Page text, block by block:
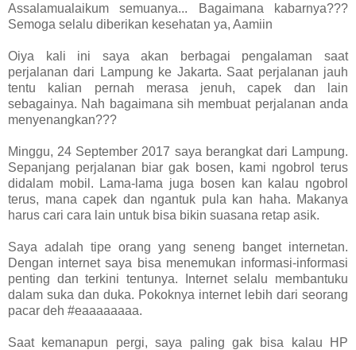
Assalamualaikum semuanya... Bagaimana kabarnya???
Semoga selalu diberikan kesehatan ya, Aamiin
Oiya kali ini saya akan berbagai pengalaman saat
perjalanan dari Lampung ke Jakarta. Saat perjalanan jauh
tentu kalian pernah merasa jenuh, capek dan lain
sebagainya. Nah bagaimana sih membuat perjalanan anda
menyenangkan???
Minggu, 24 September 2017 saya berangkat dari Lampung.
Sepanjang perjalanan biar gak bosen, kami ngobrol terus
didalam mobil. Lama-lama juga bosen kan kalau ngobrol
terus, mana capek dan ngantuk pula kan haha. Makanya
harus cari cara lain untuk bisa bikin suasana retap asik.
Saya adalah tipe orang yang seneng banget internetan.
Dengan internet saya bisa menemukan informasi-informasi
penting dan terkini tentunya. Internet selalu membantuku
dalam suka dan duka. Pokoknya internet lebih dari seorang
pacar deh #eaaaaaaaa.
Saat kemanapun pergi, saya paling gak bisa kalau HP